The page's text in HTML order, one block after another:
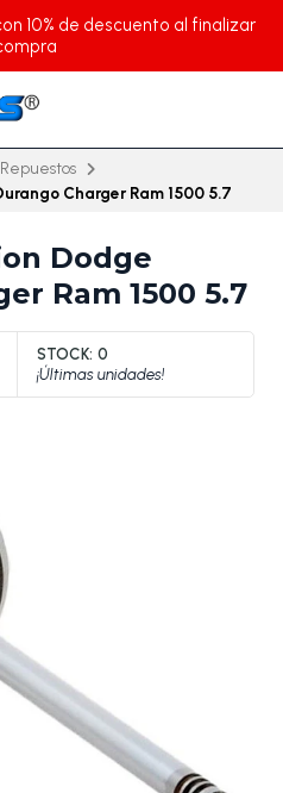
10% de descuento al finalizar
Repuestos
Charger Ram 1500 5.7
Dodge
Ram 1500 5.7
STOCK: 0
¡Últimas unidades!